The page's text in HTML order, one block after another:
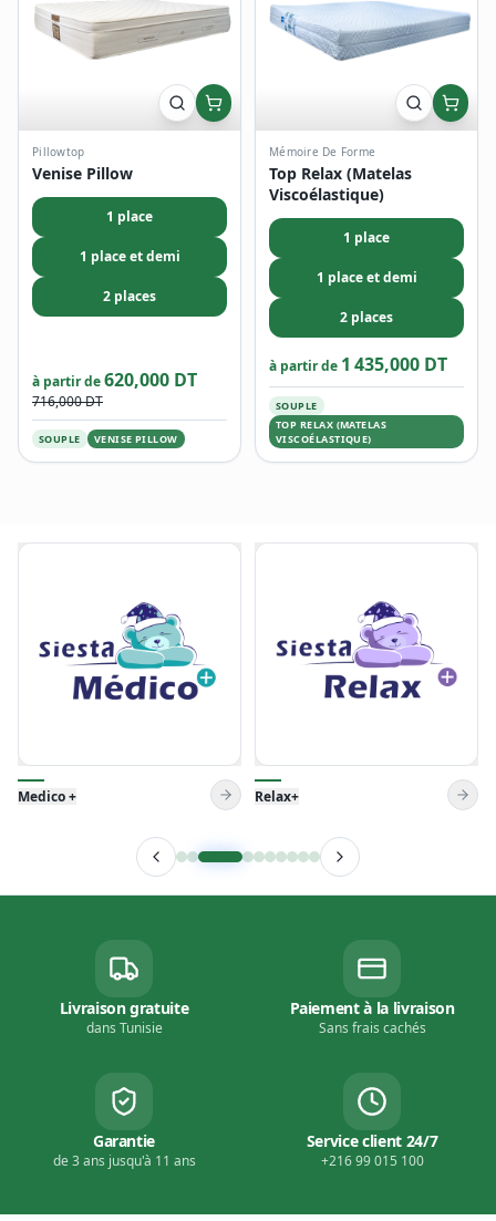
Pillowtop
Venise Pillow
1 place
1 place et demi
2 places
à partir de620,000 DT
716,000 DT
SOUPLE VENISE PILLOW
Mémoire De Forme
Top Relax (Matelas
Viscoélastique)
1 place
1 place et demi
2 places
à partir de 1 435,000 DT
SOUPLE
TOP RELAX (MATELAS
VISCOÉLASTIQUE)
Relax+ Tendresse+
Livraison gratuite
dans Tunisie
Paiement à la livraison
Sans frais cachés
Garantie
de 3 ans jusqu'à 11 ans
Service client 24/7
+216 99 015 100